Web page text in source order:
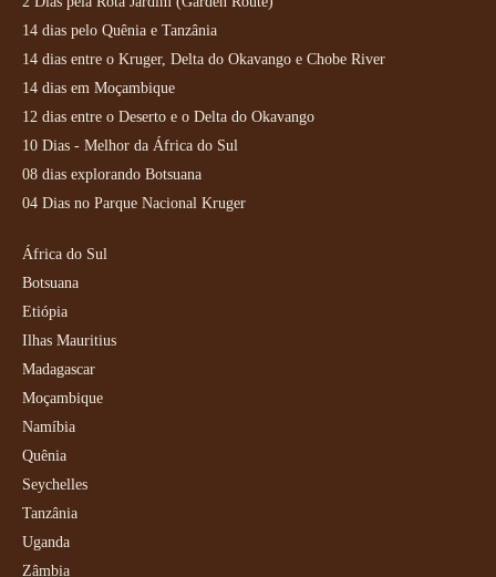
14 dias pelo Quênia e Tanzânia
14 dias entre o Kruger, Delta do Okavango e Chobe River
14 dias em Moçambique
12 dias entre o Deserto e o Delta do Okavango
10 Dias - Melhor da África do Sul
08 dias explorando Botsuana
04 Dias no Parque Nacional Kruger
África do Sul
Botsuana
Etiópia
Ilhas Mauritius
Madagascar
Moçambique
Namíbia
Quênia
Seychelles
Tanzânia
Uganda
Zâmbia